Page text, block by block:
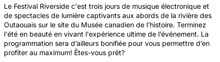
Le Festival Riverside c'est trois jours de musique électronique et
de spectacles de lumière captivants aux abords de la rivière des
Outaouais sur le site du Musée canadien de l’histoire. Terminez
l'été en beauté en vivant l'expérience ultime de l’événement. La
programmation sera d’ailleurs bonifiée pour vous permettre d’en
profiter au maximum! Êtes-vous prêt?